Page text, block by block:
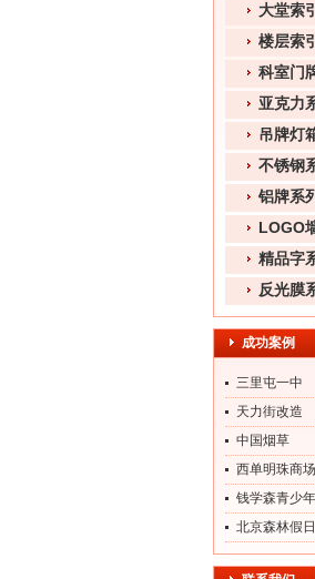
大堂索
楼层索
科室门
亚克力
吊牌灯
不锈钢
铝牌系
LOGO
精品字
反光膜
成功案例
三里屯一中
天力街改造
中国烟草
西单明珠商场
钱学森青少
北京森林假日